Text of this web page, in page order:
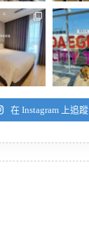
在 Instagram 上追蹤